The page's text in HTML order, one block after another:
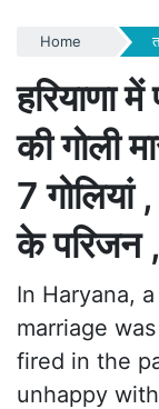
Home
हरियाणा
की गोली
7 गोलियां
के परिजन
In Haryana,
marriage
fired in the
unhappy